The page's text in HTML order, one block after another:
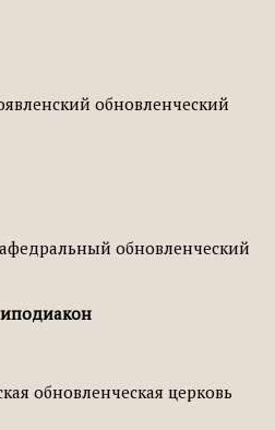
обновленческий
обновленческий
обновленческая церковь